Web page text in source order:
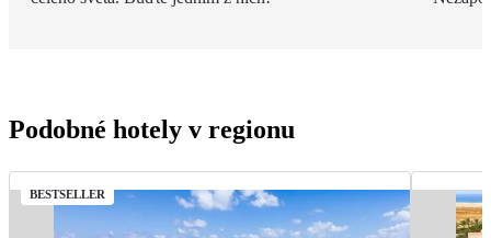
Podobné hotely v regionu
BESTSELLER